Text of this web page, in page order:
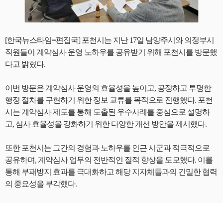
[한국뉴스타임=편집국] 포천시는 지난 17일 남양주시와 의정부시
직원들이 계약심사 운영 노하우를 공유받기 위해 포천시를 방문했
다고 밝혔다.
이번 방문은 계약심사 운영의 효율성을 높이고, 공정하고 투명한
행정 절차를 구현하기 위한 정보 교류를 목적으로 진행했다. 포천
시는 계약심사 제도를 통해 도출된 우수사례를 중심으로 설명하
고, 심사 효율성을 강화하기 위한 다양한 개선 방안을 제시했다.
또한 포천시는 그간의 경험과 노하우를 인근 시군과 적극적으로
공유하며, 계약심사 업무의 전반적인 질적 향상을 도모했다. 이를
통해 부패방지 효과를 극대화하고 해당 지자체들과의 긴밀한 협력
의 중요성을 부각했다.